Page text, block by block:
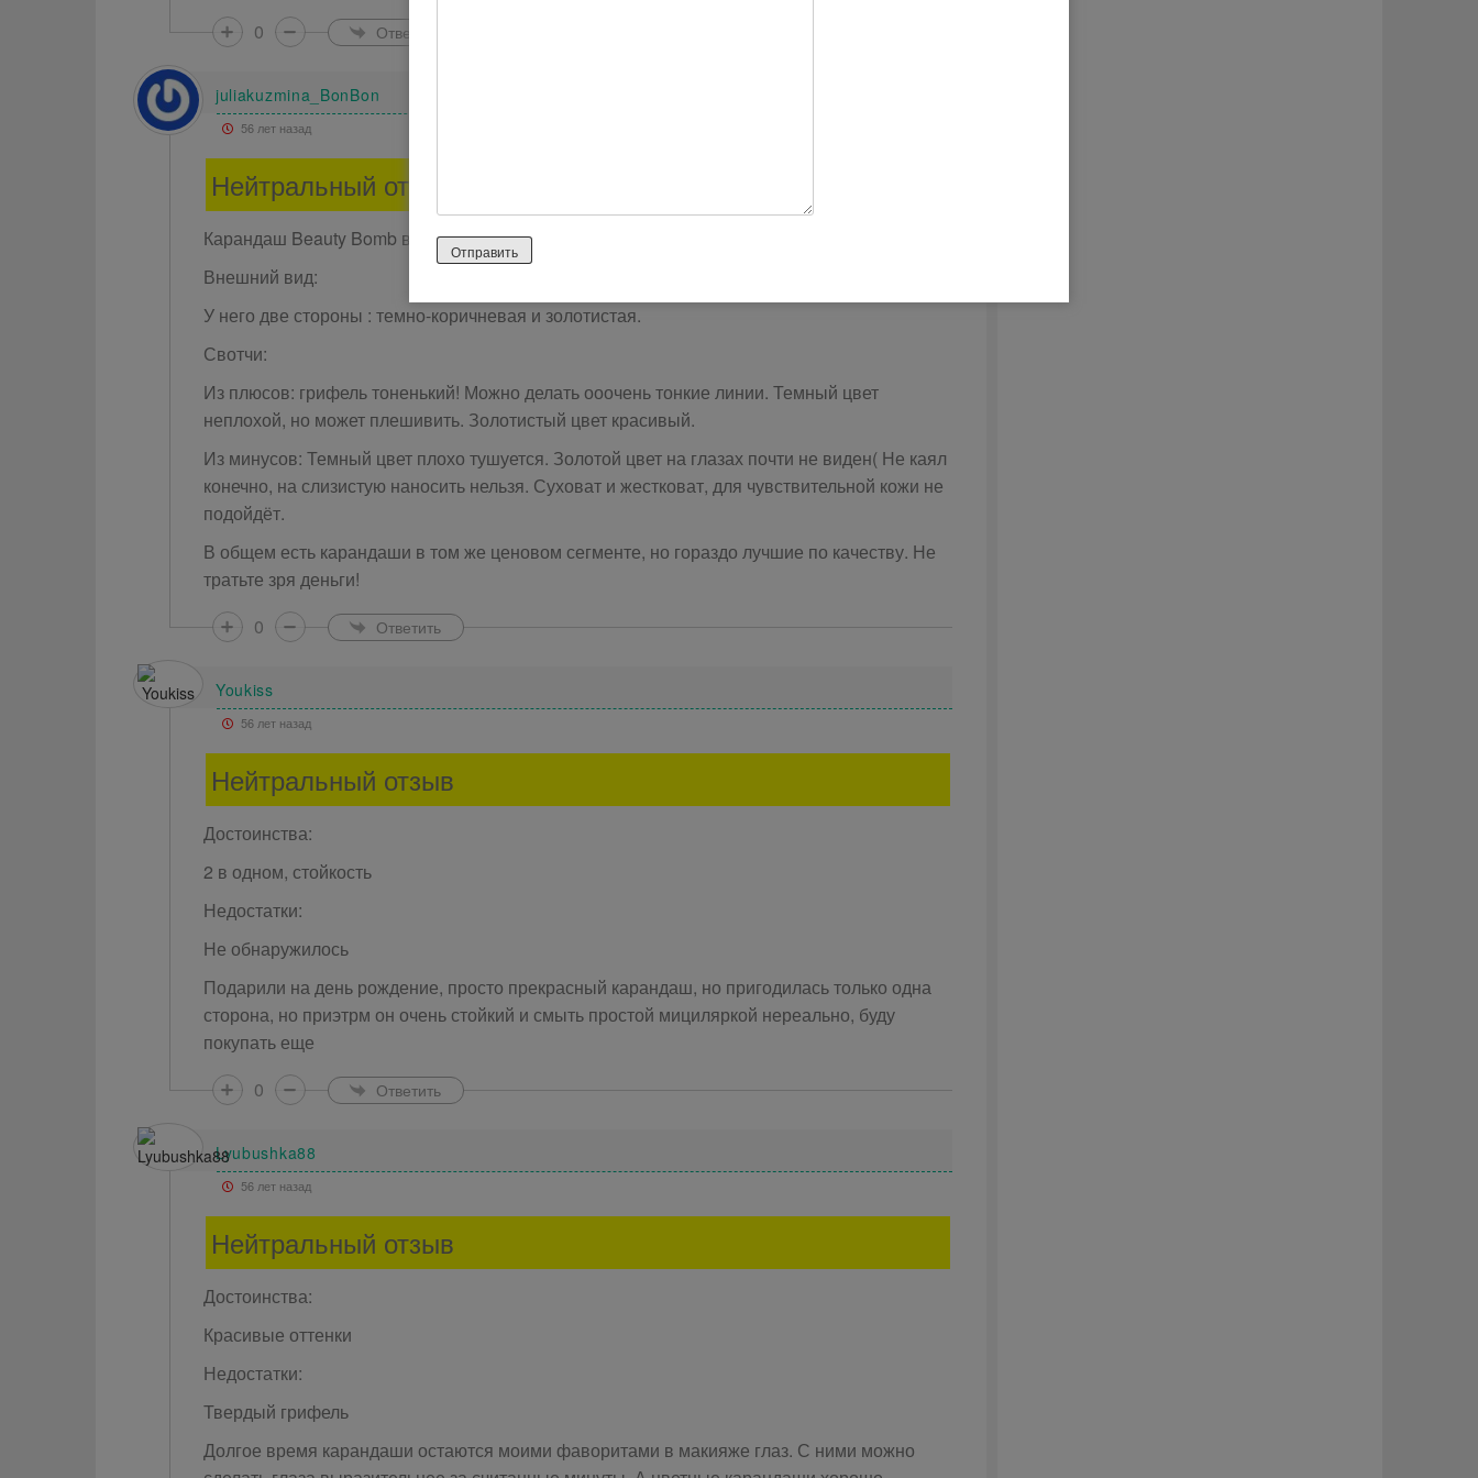
0
Ответить
juliakuzmina_BonBon
56 лет назад
Нейтральный отзыв
Карандаш Beauty Bomb в оттенке 02 ничем примечательным мне не запомнился)
Внешний вид:
У него две стороны : темно-коричневая и золотистая.
Свотчи:
Из плюсов: грифель тоненький! Можно делать ооочень тонкие линии. Темный цвет
неплохой, но может плешивить. Золотистый цвет красивый.
Из минусов: Темный цвет плохо тушуется. Золотой цвет на глазах почти не виден( Не каял
конечно, на слизистую наносить нельзя. Суховат и жестковат, для чувствительной кожи не
подойдёт.
В общем есть карандаши в том же ценовом сегменте, но гораздо лучшие по качеству. Не
тратьте зря деньги!
0
Ответить
Youkiss
56 лет назад
Нейтральный отзыв
Достоинства:
2 в одном, стойкость
Недостатки:
Не обнаружилось
Подарили на день рождение, просто прекрасный карандаш, но пригодилась только одна
сторона, но приэтрм он очень стойкий и смыть простой мициляркой нереально, буду
покупать еще
0
Ответить
Lyubushka88
56 лет назад
Нейтральный отзыв
Достоинства:
Красивые оттенки
Недостатки:
Твердый грифель
Долгое время карандаши остаются моими фаворитами в макияже глаз. С ними можно